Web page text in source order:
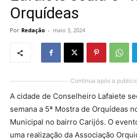
Orquídeas
Por Redação - maio 3, 2024
Continua após a
A cidade de Conselheiro Lafaiete
semana a 5ª Mostra de Orquídeas
Municipal no bairro Carijós. O
uma realização da Associação